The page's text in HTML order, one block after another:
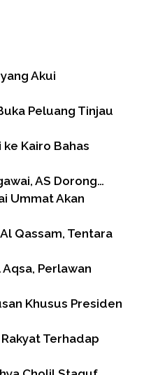
Akui
Peluang Tinjau
Kairo Bahas
AS Dorong…
Ummat Akan
Qassam, Tentara
Perlawan
Khusus Presiden
Terhadap